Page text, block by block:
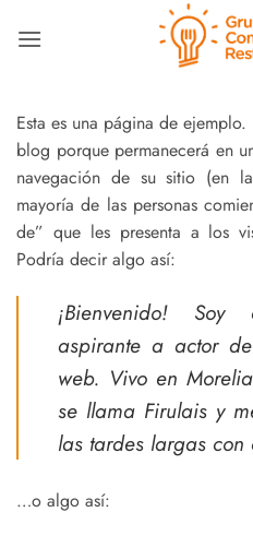
Esta es una página de
blog porque permanecerá en
navegación de su sitio (en
mayoría de las personas
de” que les presenta a los
Podría decir algo así:
¡Bienvenido!
aspirante a actor
web. Vivo en
se llama Firulais y
las tardes largas con
…o algo así: